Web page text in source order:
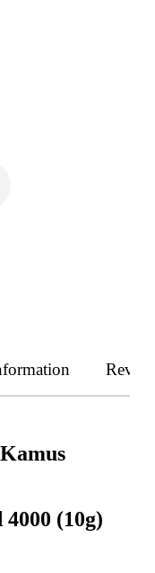
(10g)